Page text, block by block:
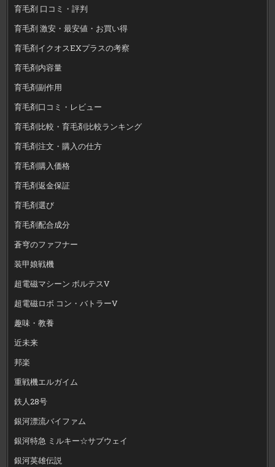
育毛剤 口コミ・評判
育毛剤 激安・最安値・お買い得
育毛剤イクオスEXプラスの考察
育毛剤内容量
育毛剤副作用
育毛剤口コミ・レビュー
育毛剤比較・育毛剤比較ランキング
育毛剤注文・購入の仕方
育毛剤購入価格
育毛剤返金保証
育毛剤選び
育毛剤配合成分
蒼穹のファフナー
装甲娘戦機
超電磁マシーン ボルテスV
超電磁ロボ コン・バトラーV
趣味・教養
近未来
邦楽
重戦機エルガイム
鉄人28号
銀河漂流バイファム
銀河特急 ミルキー☆サブウェイ
銀河英雄伝説